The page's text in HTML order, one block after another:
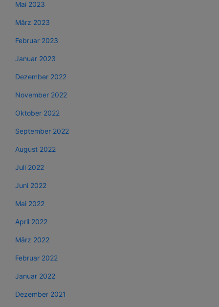
Mai 2023
März 2023
Februar 2023
Januar 2023
Dezember 2022
November 2022
Oktober 2022
September 2022
August 2022
Juli 2022
Juni 2022
Mai 2022
April 2022
März 2022
Februar 2022
Januar 2022
Dezember 2021